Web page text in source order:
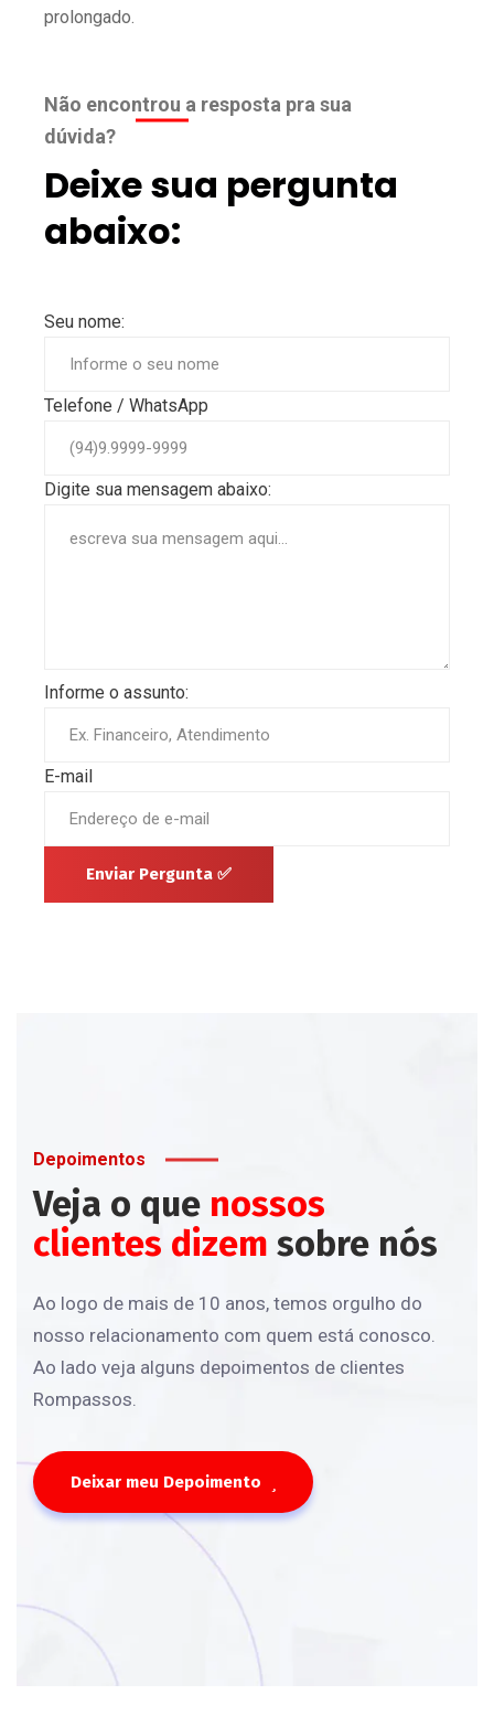
prolongado.
Não encontrou a resposta pra sua
dúvida?
Deixe sua pergunta
abaixo:
Seu nome:
Telefone / WhatsApp
Digite sua mensagem abaixo:
Informe o assunto:
E-mail
Enviar Pergunta ✅
Depoimentos
Veja o que nossos
clientes dizem sobre nós
Ao logo de mais de 10 anos, temos orgulho do
nosso relacionamento com quem está conosco.
Ao lado veja alguns depoimentos de clientes
Rompassos.
Deixar meu Depoimento